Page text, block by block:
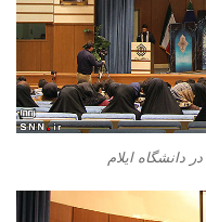
دانشگاه ایلام